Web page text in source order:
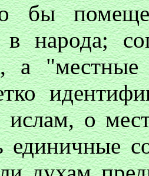
бы
в народа;
а
ислам, о
единичные